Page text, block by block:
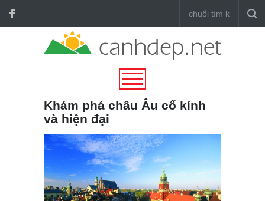
Khám phá châu Âu cổ kính
và hiện đại